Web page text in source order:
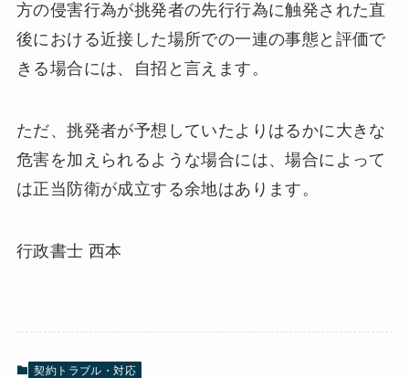
方の侵害行為が挑発者の先行行為に触発された直
後における近接した場所での一連の事態と評価で
きる場合には、自招と言えます。
ただ、挑発者が予想していたよりはるかに大きな
危害を加えられるような場合には、場合によって
は正当防衛が成立する余地はあります。
行政書士 西本
契約トラブル・対応